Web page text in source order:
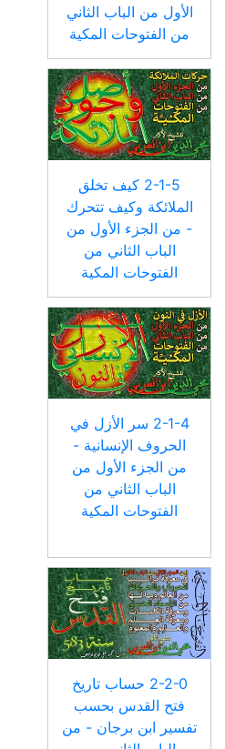
الأول من الباب الثاني
من الفتوحات المكية
2-1-5 كيف تخلق
الملائكة وكيف تتحرك
- من الجزء الأول من
الباب الثاني من
الفتوحات المكية
2-1-4 سر الأزل في
الحروف الإنسانية -
من الجزء الأول من
الباب الثاني من
الفتوحات المكية
2-2-0 حساب تاريخ
فتح القدس بحسب
تفسير ابن برجان - من